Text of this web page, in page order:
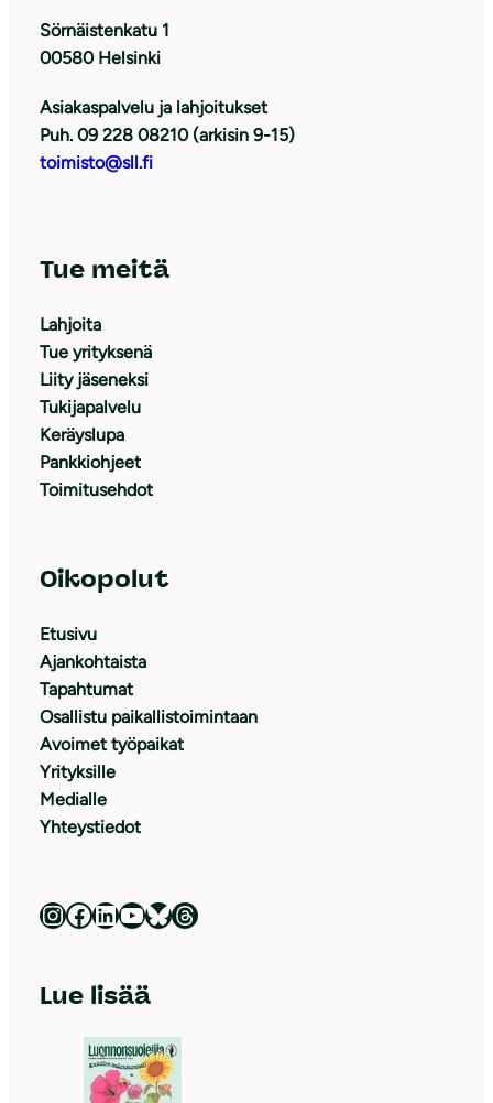
Sörnäistenkatu 1
00580 Helsinki
Asiakaspalvelu ja lahjoitukset
Puh. 09 228 08210 (arkisin 9-15)
toimisto@sll.fi
Tue meitä
Lahjoita
Tue yrityksenä
Liity jäseneksi
Tukijapalvelu
Keräyslupa
Pankkiohjeet
Toimitusehdot
Oikopolut
Etusivu
Ajankohtaista
Tapahtumat
Osallistu paikallistoimintaan
Avoimet työpaikat
Yrityksille
Medialle
Yhteystiedot
Luonnonsuojeluliitto Instagramissa Luonnonsuojeluliitto Facebookissa Luonnonsuojeluliitto LinkedInissä Luonnonsuojeluliiton YouTube-kanava Luonnonsuojeluliitto Blueskyssa Luonnonsuojeluliitto Threadsissa
Lue lisää